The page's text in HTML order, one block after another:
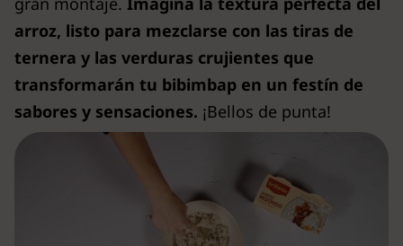
arroz, listo para mezclarse con las tiras de
ternera y las verduras crujientes que
transformarán tu bibimbap en un festín de
sabores y sensaciones. ¡Bellos de punta!